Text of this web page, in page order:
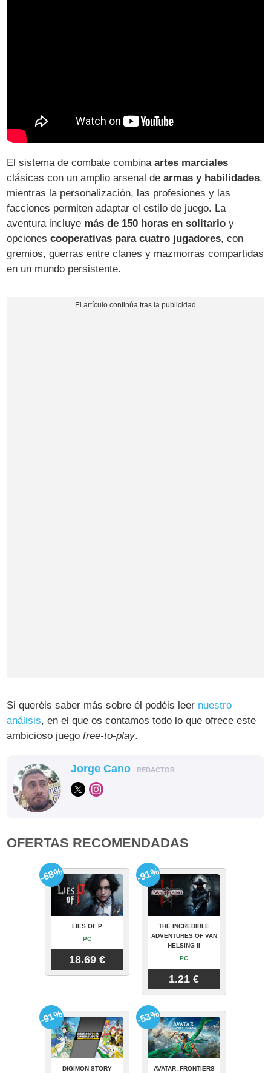
El sistema de combate combinaartes marciales
clásicas con un amplio arsenal dearmas y habilidades,
mientras la personalización, las profesiones y las
facciones permiten adaptar el estilo de juego. La
aventura incluye más de 150 horas en solitario y
opcionescooperativas para cuatro jugadores, con
gremios, guerras entre clanes y mazmorras compartidas
en un mundo persistente.
Si queréis saber más sobre él podéis leer nuestro
análisis, en el que os contamos todo lo que ofrece este
ambicioso juegofree-to-play.
Jorge Cano REDACTOR
OFERTAS RECOMENDADAS
LIES OF P
PC
18.69 €
-68%
THE INCREDIBLE
ADVENTURES OF VAN
HELSING II
PC
1.21 €
-91%
DIGIMON STORY
-91%
AVATAR: FRONTIERS
-53%